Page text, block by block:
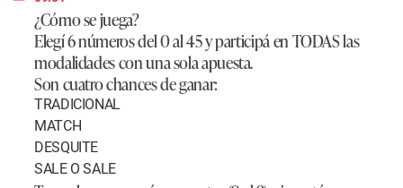
¿Cómo se juega?
Elegí 6 números del 0 al 45 y participá en TODAS las
modalidades con una sola apuesta.
Son cuatro chances de ganar:
TRADICIONAL
MATCH
DESQUITE
SALE O SALE